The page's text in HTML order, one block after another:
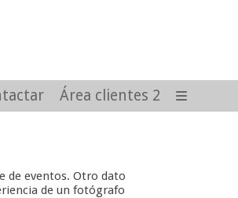
Área clientes 2
de eventos. Otro dato
de un fotógrafo